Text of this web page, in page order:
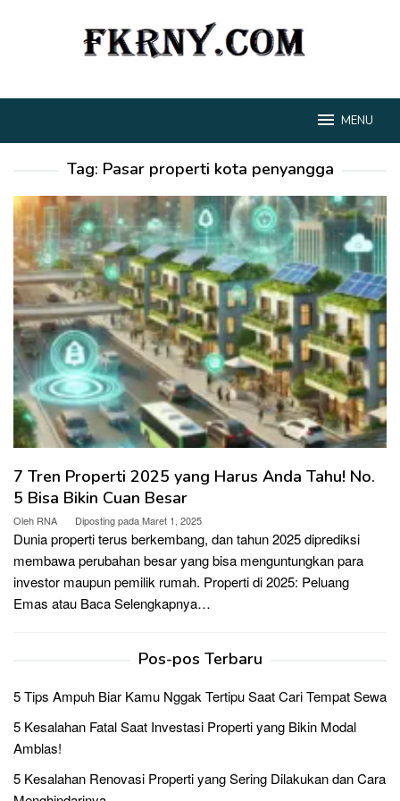
MENU
Tag: Pasar properti kota penyangga
7 Tren Properti 2025 yang Harus Anda Tahu! No.
5 Bisa Bikin Cuan Besar
Oleh RNA Diposting padaMaret 1, 2025
Dunia properti terus berkembang, dan tahun 2025 diprediksi
membawa perubahan besar yang bisa menguntungkan para
investor maupun pemilik rumah. Properti di 2025: Peluang
Emas atau Baca Selengkapnya…
Pos-pos Terbaru
5 Tips Ampuh Biar Kamu Nggak Tertipu Saat Cari Tempat Sewa
5 Kesalahan Fatal Saat Investasi Properti yang Bikin Modal
Amblas!
5 Kesalahan Renovasi Properti yang Sering Dilakukan dan Cara